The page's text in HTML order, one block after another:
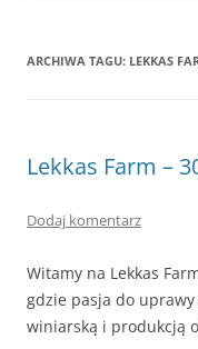
ARCHIWA TAGU: LEKKAS
Lekkas Farm –
Dodaj komentarz
Witamy na Lekkas
gdzie pasja do
winiarską i produkcją